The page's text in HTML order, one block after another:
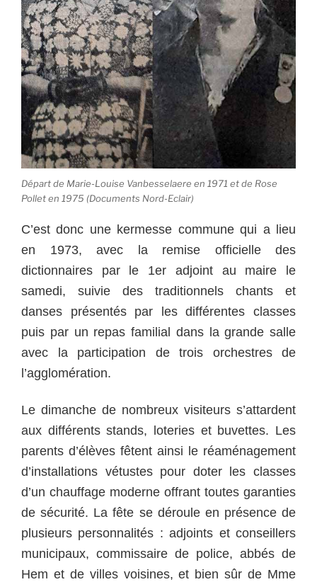
Départ de Marie-Louise Vanbesselaere en 1971 et de Rose
Pollet en 1975 (Documents Nord-Eclair)
C’est donc une kermesse commune qui a lieu
en 1973, avec la remise officielle des
dictionnaires par le 1er adjoint au maire le
samedi, suivie des traditionnels chants et
danses présentés par les différentes classes
puis par un repas familial dans la grande salle
avec la participation de trois orchestres de
l’agglomération.
Le dimanche de nombreux visiteurs s’attardent
aux différents stands, loteries et buvettes. Les
parents d’élèves fêtent ainsi le réaménagement
d’installations vétustes pour doter les classes
d’un chauffage moderne offrant toutes garanties
de sécurité. La fête se déroule en présence de
plusieurs personnalités : adjoints et conseillers
municipaux, commissaire de police, abbés de
Hem et de villes voisines, et bien sûr de Mme